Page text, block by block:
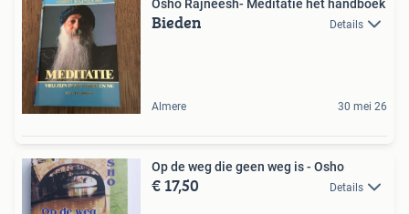
Osho Rajneesh- Meditatie het handboek
Bieden Details
Almere 30 mei 26
Op de weg die geen weg is - Osho
€ 17,50 Details